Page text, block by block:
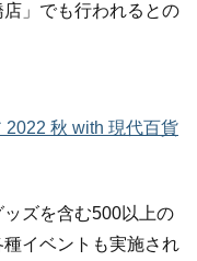
」でも行われるとの
秋 with 現代百貨
ズを含む500以上の
種イベントも実施され